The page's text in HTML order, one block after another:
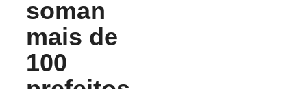
soman
mais de
100